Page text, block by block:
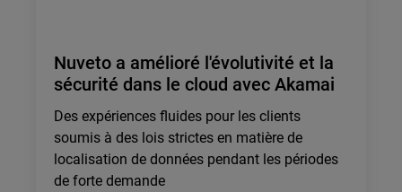
Nuveto a amélioré l'évolutivité et la
sécurité dans le cloud avec Akamai
Des expériences fluides pour les clients
soumis à des lois strictes en matière de
localisation de données pendant les périodes
de forte demande